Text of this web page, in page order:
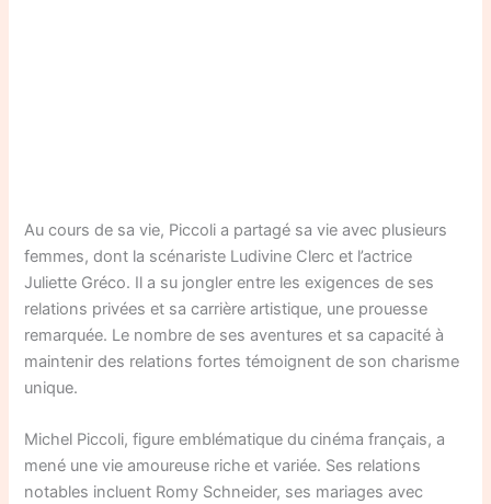
Au cours de sa vie, Piccoli a partagé sa vie avec plusieurs
femmes, dont la scénariste Ludivine Clerc et l’actrice
Juliette Gréco. Il a su jongler entre les exigences de ses
relations privées et sa carrière artistique, une prouesse
remarquée. Le nombre de ses aventures et sa capacité à
maintenir des relations fortes témoignent de son charisme
unique.
Michel Piccoli, figure emblématique du cinéma français, a
mené une vie amoureuse riche et variée. Ses relations
notables incluent Romy Schneider, ses mariages avec